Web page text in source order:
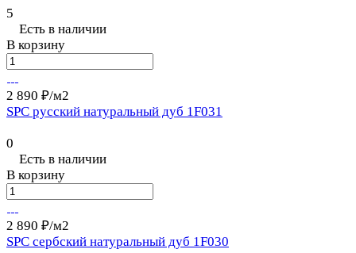
5
Есть в наличии
В корзину
2 890 ₽/м2
SPC русский натуральный дуб 1F031
0
Есть в наличии
В корзину
2 890 ₽/м2
SPC сербский натуральный дуб 1F030